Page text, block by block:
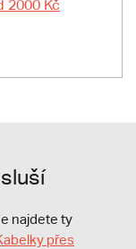
2000 Kč
najdete ty
přes